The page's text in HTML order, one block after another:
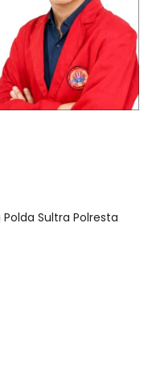
Sultra Polresta